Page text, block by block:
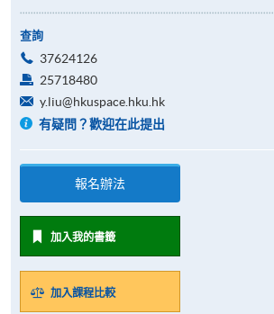
查詢
37624126
25718480
y.liu@hkuspace.hku.hk
有疑問？歡迎在此提出
報名辦法
加入我的書籤
加入課程比較